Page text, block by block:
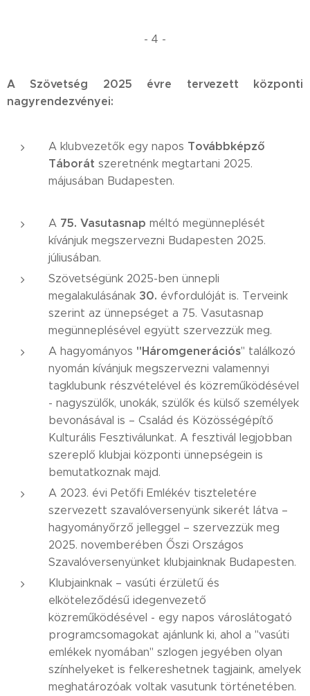
- 4 -
A Szövetség 2025 évre tervezett központi
nagyrendezvényei:
A klubvezetők egy napos Továbbképző
Táborát szeretnénk megtartani 2025.
májusában Budapesten.
A 75. Vasutasnap méltó megünneplését
kívánjuk megszervezni Budapesten 2025.
júliusában.
Szövetségünk 2025-ben ünnepli
megalakulásának 30. évfordulóját is. Terveink
szerint az ünnepséget a 75. Vasutasnap
megünneplésével együtt szervezzük meg.
A hagyományos "Háromgenerációs" találkozó
nyomán kívánjuk megszervezni valamennyi
tagklubunk részvételével és közreműködésével
- nagyszülők, unokák, szülők és külső személyek
bevonásával is – Család és Közösségépítő
Kulturális Fesztiválunkat. A fesztivál legjobban
szereplő klubjai központi ünnepségein is
bemutatkoznak majd.
A 2023. évi Petőfi Emlékév tiszteletére
szervezett szavalóversenyünk sikerét látva –
hagyományőrző jelleggel – szervezzük meg
2025. novemberében Őszi Országos
Szavalóversenyünket klubjainknak Budapesten.
Klubjainknak – vasúti érzületű és
elköteleződésű idegenvezető
közreműködésével - egy napos városlátogató
programcsomagokat ajánlunk ki, ahol a "vasúti
emlékek nyomában" szlogen jegyében olyan
színhelyeket is felkereshetnek tagjaink, amelyek
meghatározóak voltak vasutunk történetében.